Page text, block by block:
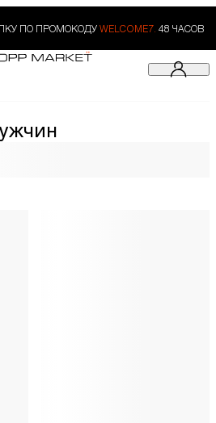
ПО ПРОМОКОДУ WELCOME7. 48 ЧАСОВ